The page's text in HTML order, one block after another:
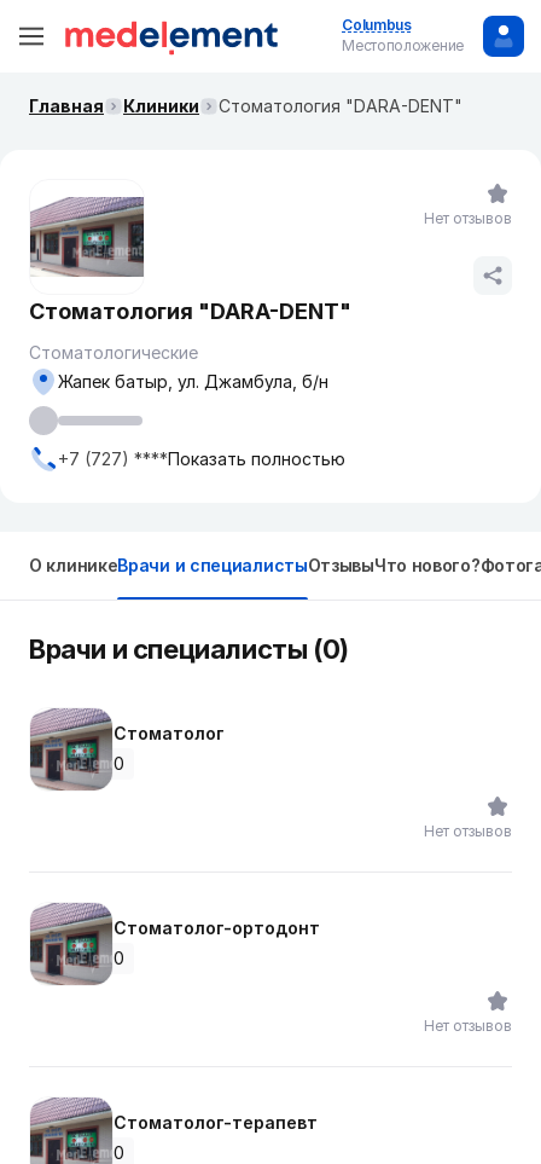
Columbus
Местоположение
Главная Клиники Стоматология "DARA-DENT"
Стоматология "DARA-DENT"
Стоматологические
Жапек батыр, ул. Джамбула, б/н
+7 (727) ****Показать полностью
Нет отзывов
О клиникеВрачи и специалистыОтзывыЧто нового?
Врачи и специалисты (0)
Стоматолог
0
Нет отзывов
Стоматолог-ортодонт
0
Нет отзывов
Стоматолог-терапевт
0